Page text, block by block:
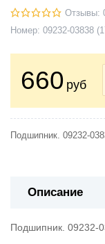
Отзывы:
Номер: 09232-03838
660 руб
Подшипник. 09232-
Описание
Подшипник. 09232-